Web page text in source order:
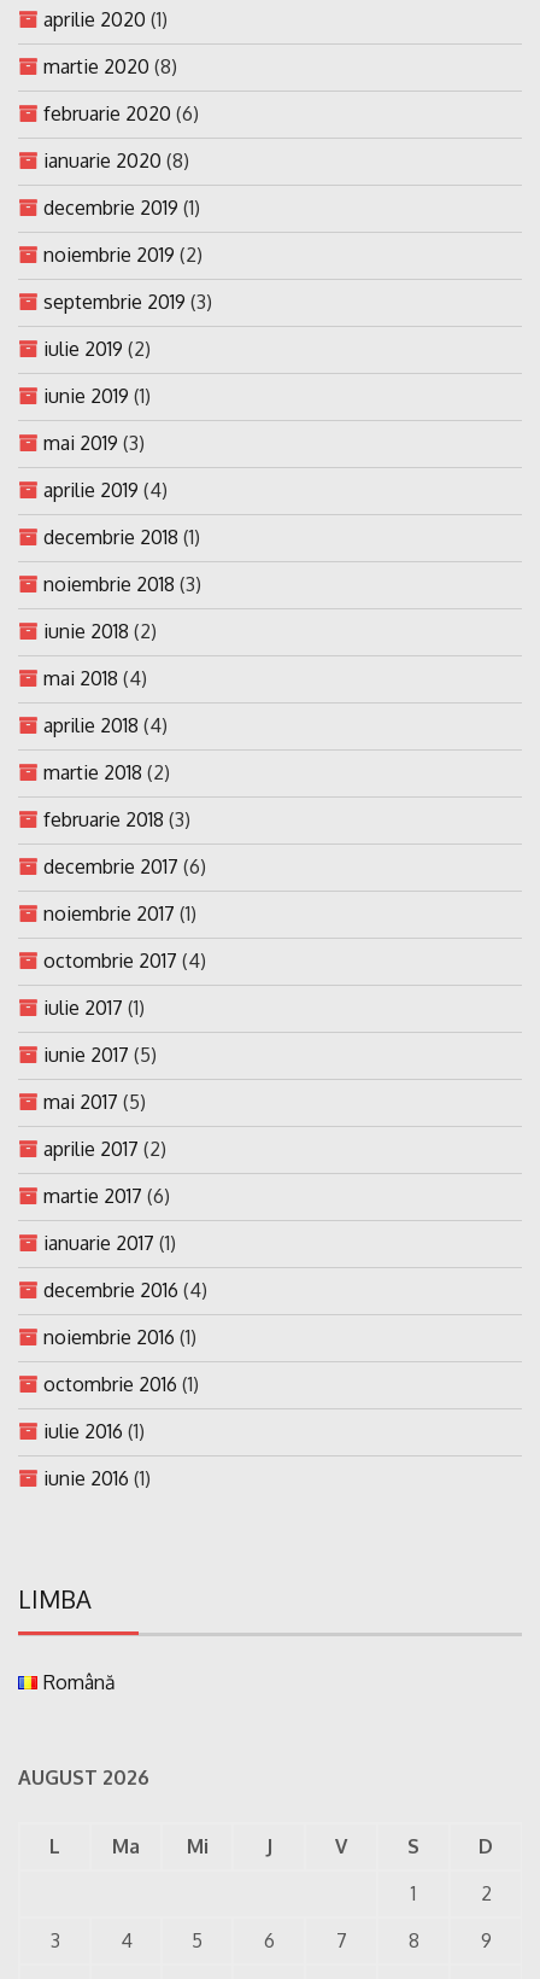
aprilie 2020 (1)
martie 2020 (8)
februarie 2020 (6)
ianuarie 2020 (8)
decembrie 2019 (1)
noiembrie 2019 (2)
septembrie 2019 (3)
iulie 2019 (2)
iunie 2019 (1)
mai 2019 (3)
aprilie 2019 (4)
decembrie 2018 (1)
noiembrie 2018 (3)
iunie 2018 (2)
mai 2018 (4)
aprilie 2018 (4)
martie 2018 (2)
februarie 2018 (3)
decembrie 2017 (6)
noiembrie 2017 (1)
octombrie 2017 (4)
iulie 2017 (1)
iunie 2017 (5)
mai 2017 (5)
aprilie 2017 (2)
martie 2017 (6)
ianuarie 2017 (1)
decembrie 2016 (4)
noiembrie 2016 (1)
octombrie 2016 (1)
iulie 2016 (1)
iunie 2016 (1)
LIMBA
Română
AUGUST 2026
L Ma Mi J V S
D
1
2
3
4 5 6 7 8
9